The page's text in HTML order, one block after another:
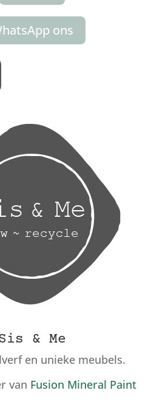
ons
& Me
en unieke meubels.
van Fusion Mineral Paint